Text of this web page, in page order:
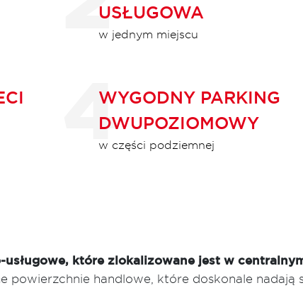
USŁUGOWA
w jednym miejscu
WYGODNY PARKING
DWUPOZIOMOWY
w części podziemnej
które zlokalizowane jest w
powierzchnie handlowe, które doskonale nadają